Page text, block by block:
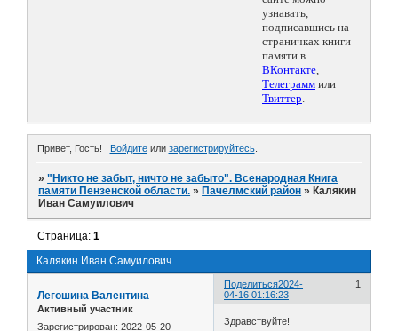
узнавать,
подписавшись на
страничках книги
памяти в
ВКонтакте,
Телеграмм или
Твиттер.
Привет, Гость! Войдитеили зарегистрируйтесь.
»"Никто не забыт, ничто не забыто". Всенародная Книга
памяти Пензенской области. » Пачелмский район » Калякин
Иван Самуилович
Калякин Иван Самуилович
Страница:1
Поделиться 1
2024-
04-16 01:16:23
Легошина Валентина
Активный участник
Зарегистрирован: 2022-05-20 Здравствуйте!